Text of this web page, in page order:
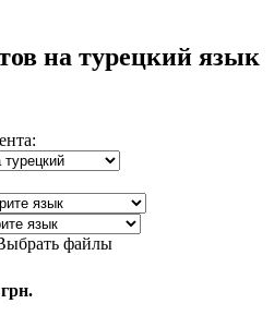
на турецкий язык
файлы
грн.